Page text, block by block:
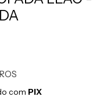
com PIX